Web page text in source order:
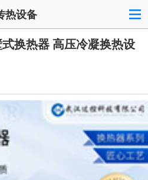
热设备
换热器 高压冷凝换热设